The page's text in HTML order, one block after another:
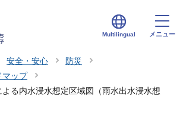
Multilingual メニュー
安全・安心
防災
マップ
る内水浸水想定区域図（雨水出水浸水想